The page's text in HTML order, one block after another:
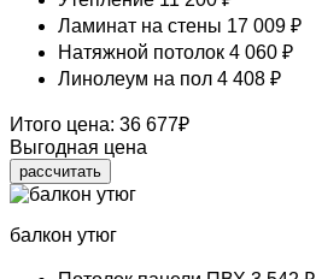
Ламинат на стены 17 009 ₽
Натяжной потолок 4 060 ₽
Линолеум на пол 4 408 ₽
Итого цена: 36 677₽
Выгодная цена
рассчитать
балкон утюг